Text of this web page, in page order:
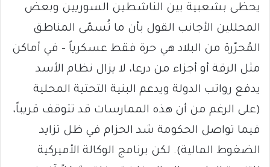
يحظى بشعبية بين الناشطين السوريين وبعض
المحللين الأجانب القول بأن ما تُسمّى المناطق
المُحرّرة من البلاد هي حرة فقط عسكرياً – في أماكن
مثل الرقة أو أجزاء من درعا، لا يزال نظام الأسد
يدفع رواتب الدولة ويدعم البنية التحتية المحلية
(على الرغم من أن هذه الممارسات قد تتوقف قريباً،
فيما تواصل الحكومة شد الحزام في ظل تزايد
الضغوط المالية). لكن برنامج الوكالة الأميركية